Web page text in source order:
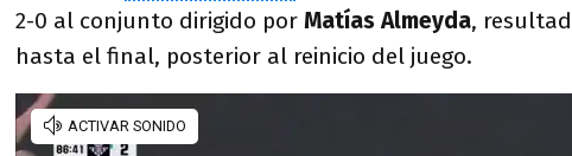
2-0 al conjunto dirigido por Matías Almeyda,
hasta el final, posterior al reinicio del juego.